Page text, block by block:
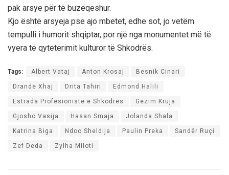
pak arsye për të buzëqeshur.
Kjo është arsyeja pse ajo mbetet, edhe sot, jo vetëm
tempulli i humorit shqiptar, por një nga monumentet më të
vyera të qytetërimit kulturor të Shkodrës.
Tags: Albert Vataj Anton Krosaj Besnik Cinari
Drande Xhaj Drita Tahiri Edmond Halili
Estrada Profesioniste e Shkodrës Gëzim Kruja
Gjosho Vasija Hasan Smaja Jolanda Shala
Katrina Biga Ndoc Sheldija Paulin Preka Sandër Ruçi
Zef Deda Zylha Miloti